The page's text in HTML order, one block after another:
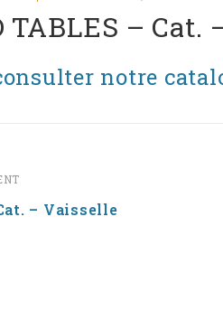
TABLES –
notre
– Vaisselle